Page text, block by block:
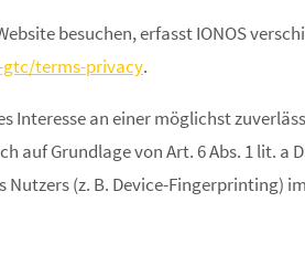
besuchen, erfasst IONOS
terms-privacy.
Interesse an einer möglichst
Grundlage von Art. 6 Abs. 1 lit. a
(z. B. Device-Fingerprinting)